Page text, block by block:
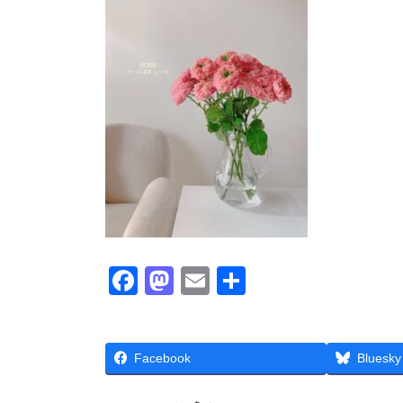
F
c
e
b
M
st
o
d
E
ail
Facebook Bluesky